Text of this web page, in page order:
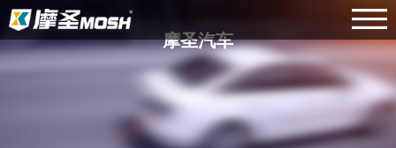
摩圣汽车